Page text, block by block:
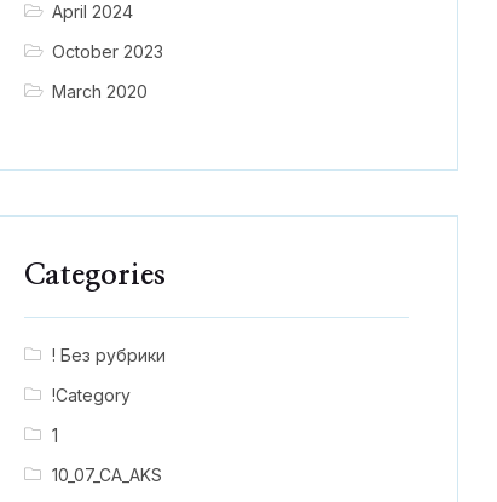
April 2024
October 2023
March 2020
Categories
! Без рубрики
!Category
1
10_07_CA_AKS